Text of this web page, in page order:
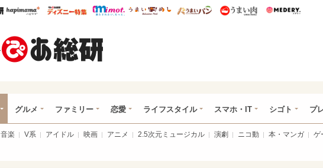
ウレぴあ総研ハピママ* ウレぴあ総研 ディズニー特集
mimot. うまいめし うまいパン うまい肉
グルメ ファミリー 恋愛 ライフスタイル スマホ・IT シゴト プ
音楽 V系 アイドル 映画 アニメ 2.5次元ミュージカル 演劇 ニコ動 本・マンガ ゲ